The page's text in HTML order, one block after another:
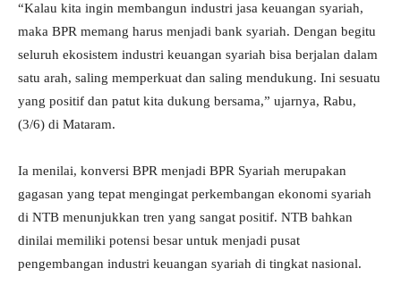
“Kalau kita ingin membangun industri jasa keuangan syariah,
maka BPR memang harus menjadi bank syariah. Dengan begitu
seluruh ekosistem industri keuangan syariah bisa berjalan dalam
satu arah, saling memperkuat dan saling mendukung. Ini sesuatu
yang positif dan patut kita dukung bersama,” ujarnya, Rabu,
(3/6) di Mataram.
Ia menilai, konversi BPR menjadi BPR Syariah merupakan
gagasan yang tepat mengingat perkembangan ekonomi syariah
di NTB menunjukkan tren yang sangat positif. NTB bahkan
dinilai memiliki potensi besar untuk menjadi pusat
pengembangan industri keuangan syariah di tingkat nasional.